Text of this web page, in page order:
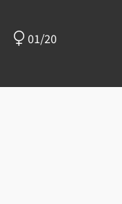
很快進入狀況。 ▸ 下方IG連結「@tni.wander」 是我一些
生活日常， 多為戶
「@aurora._.38_」
01/20